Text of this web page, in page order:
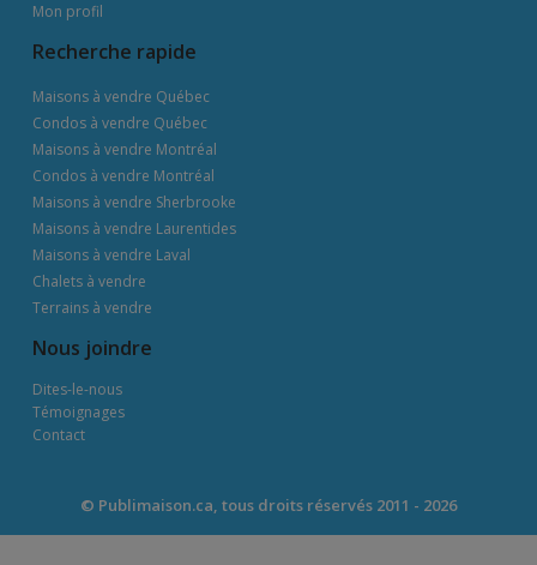
Mon profil
Recherche rapide
Maisons à vendre Québec
Condos à vendre Québec
Maisons à vendre Montréal
Condos à vendre Montréal
Maisons à vendre Sherbrooke
Maisons à vendre Laurentides
Maisons à vendre Laval
Chalets à vendre
Terrains à vendre
Nous joindre
Dites-le-nous
Témoignages
Contact
© Publimaison.ca, tous droits réservés 2011 - 2026